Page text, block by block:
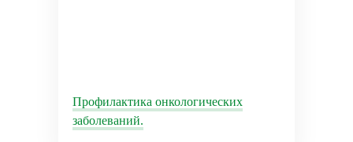
Профилактика онкологических
заболеваний.